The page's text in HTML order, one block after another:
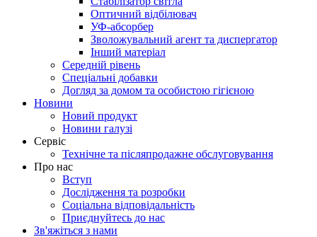
Оптичний відбілювач
УФ-абсорбер
Зволожувальний агент та диспергатор
Інший матеріал
Середній рівень
Спеціальні добавки
Догляд за домом та особистою гігієною
Новини
Новий продукт
Новини галузі
Сервіс
Технічне та післяпродажне обслуговування
Про нас
Вступ
Дослідження та розробки
Соціальна відповідальність
Приєднуйтесь до нас
Зв'яжіться з нами